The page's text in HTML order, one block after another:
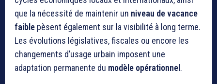
que la nécessité de maintenir un niveau de vacance
faible pèsent également sur la visibilité à long terme.
Les évolutions législatives, fiscales ou encore les
changements d’usage urbain imposent une
adaptation permanente du modèle opérationnel .